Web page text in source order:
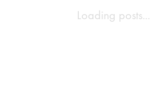
Loading posts...